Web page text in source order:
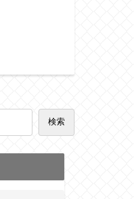
検索